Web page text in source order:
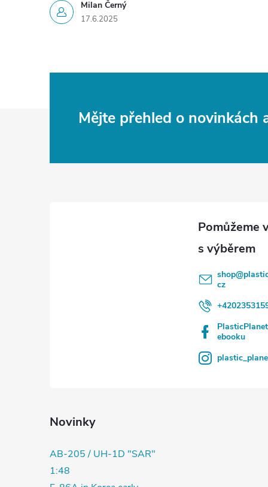
Milan Černý
17.6.2025
Mějte přehled o novinkách
shop@
cz
ebooku
Novinky
AB-205 / UH-1D "SAR"
1:48